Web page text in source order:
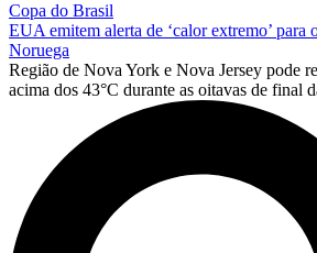
Copa do Brasil
EUA emitem alerta de ‘calor extremo’ para
Noruega
Região de Nova York e Nova Jersey pode
acima dos 43°C durante as oitavas de final